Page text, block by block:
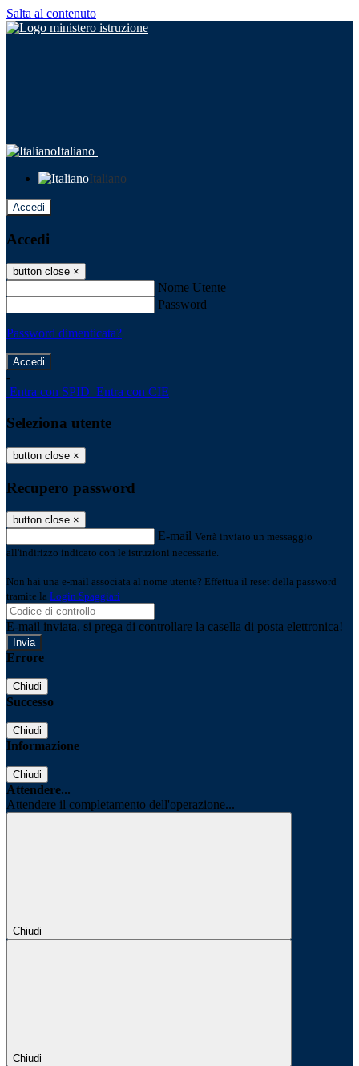
Salta al contenuto
Italiano
Italiano
Accedi
Accedi
button close ×
Nome Utente
Password
Password dimenticata?
-
Entra con SPID Entra con CIE
Seleziona utente
button close ×
Recupero password
button close ×
E-mail Verrà inviato un messaggio
all'indirizzo indicato con le istruzioni necessarie.
Non hai una e-mail associata al nome utente? Effettua il reset della password
tramite la Login Spaggiari
E-mail inviata, si prega di controllare la casella di posta elettronica!
Errore
Chiudi
Successo
Chiudi
Informazione
Chiudi
Attendere...
Attendere il completamento dell'operazione...
Chiudi
Chiudi